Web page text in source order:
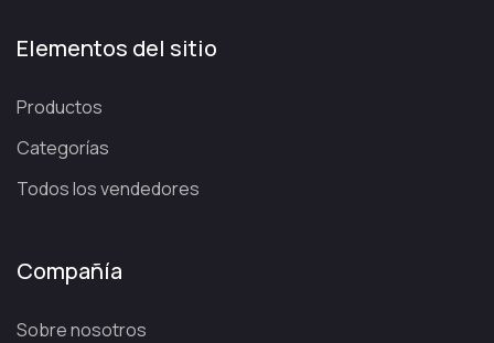
Elementos del sitio
Productos
Categorías
Todos los vendedores
Compañía
Sobre nosotros